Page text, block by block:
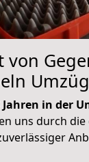
von
Jahren in der
uns durch